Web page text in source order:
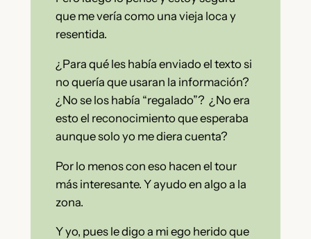
que me vería como una vieja loca y
resentida.
¿Para qué les había enviado el texto si
no quería que usaran la información?
¿No se los había “regalado”? ¿No era
esto el reconocimiento que esperaba
aunque solo yo me diera cuenta?
Por lo menos con eso hacen el tour
más interesante. Y ayudo en algo a la
zona.
Y yo, pues le digo a mi ego herido que